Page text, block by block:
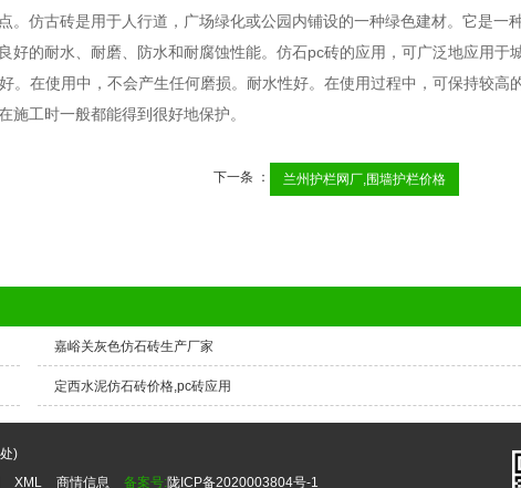
。仿古砖是用于人行道，广场绿化或公园内铺设的一种绿色建材。它是一
好的耐水、耐磨、防水和耐腐蚀性能。仿石pc砖的应用，可广泛地应用于
。在使用中，不会产生任何磨损。耐水性好。在使用过程中，可保持较高
施工时一般都能得到很好地保护。
下一条 ： 兰州护栏网厂,围墙护栏价格
嘉峪关灰色仿石砖生产厂家
定西水泥仿石砖价格,pc砖应用
)
XML 商情信息 备案号:陇ICP备2020003804号-1